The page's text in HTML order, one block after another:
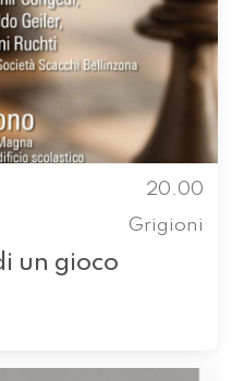
20.00
Grigioni
un gioco